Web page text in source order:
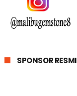
SPONSOR RESMI